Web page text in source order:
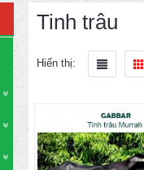
Tinh trâu
Hiển thị: